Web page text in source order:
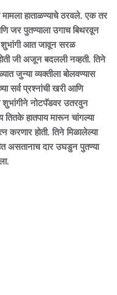
मामला हाताळण्याचे ठरवले. एक तर
जर पुतण्याला उगाच बिथरवून
आत जावून सरळ
जी अजून बदलली नव्हती. तिने
जुन्या व्यक्तीला बोलवण्यास
सर्व प्रश्नांची खरी आणि
शुभांगीने नोटपॅडवर उतरवुन
हातपाय मारून चांगल्या
करणार होती. तिने मिळालेल्या
असतानाच दार उघडुन पुतण्या